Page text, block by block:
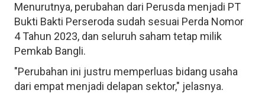
Menurutnya, perubahan dari Perusda menjadi PT
Bukti Bakti Perseroda sudah sesuai Perda Nomor
4 Tahun 2023, dan seluruh saham tetap milik
Pemkab Bangli.
"Perubahan ini justru memperluas bidang usaha
dari empat menjadi delapan sektor," jelasnya.